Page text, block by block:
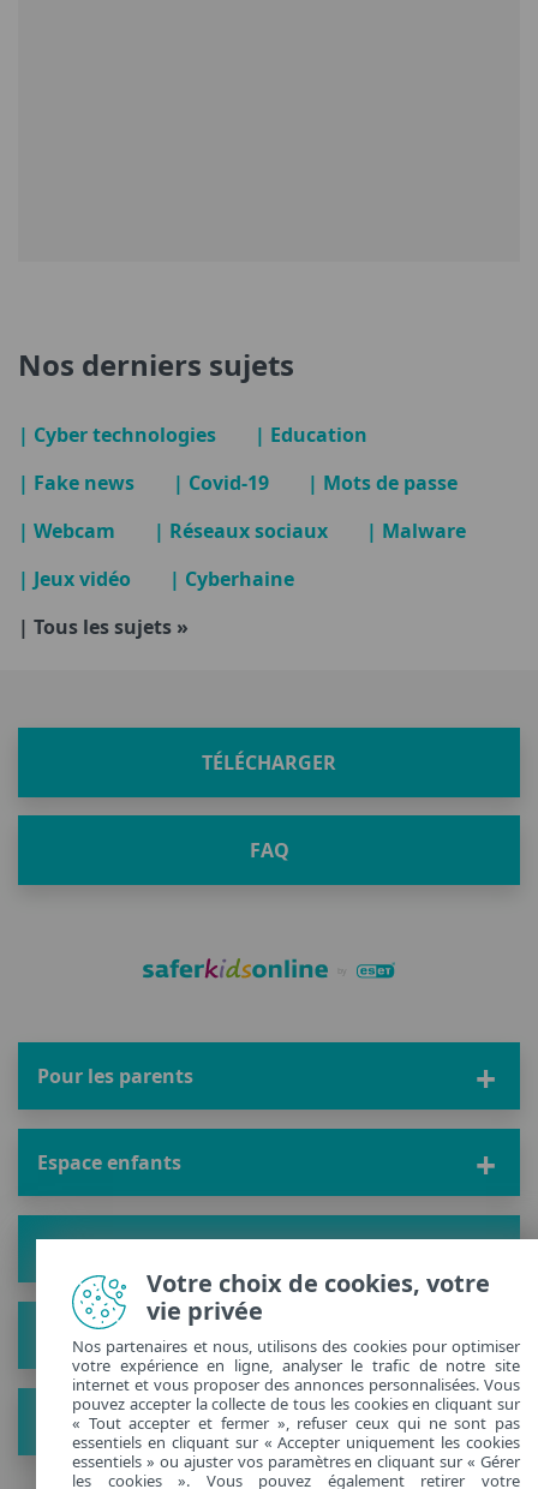
Nos derniers sujets
| Cyber technologies
| Education
| Fake news
| Covid-19
| Mots de passe
| Webcam
| Réseaux sociaux
| Malware
| Jeux vidéo
| Cyberhaine
| Tous les sujets »
TÉLÉCHARGER
FAQ
Pour les parents
Espace enfants
À propos
Plus de conseils
Votre choix de cookies, votre
vie privée
Nos partenaires et nous, utilisons des cookies pour optimiser
votre expérience en ligne, analyser le trafic de notre site
internet et vous proposer des annonces personnalisées. Vous
pouvez accepter la collecte de tous les cookies en cliquant sur
« Tout accepter et fermer », refuser ceux qui ne sont pas
essentiels en cliquant sur « Accepter uniquement les cookies
essentiels » ou ajuster vos paramètres en cliquant sur « Gérer
les cookies ». Vous pouvez également retirer votre